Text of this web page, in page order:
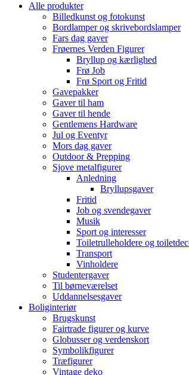
Alle produkter
Billedkunst og fotokunst
Bordlamper og skrivebordslamper
Fars dag gaver
Frøernes Verden Figurer
Bryllup og kærlighed
Frø Job
Frø Sport og Fritid
Gavepakker
Gaver til ham
Gaver til hende
Gentlemens Hardware
Jul og Eventyr
Mors dag gaver
Outdoor & Prepping
Sjove metalfigurer
Anledning
Bryllupsgaver
Fritid
Job og svendegaver
Musik
Sport og interesser
Toiletrulleholdere og
Transport
Vinholdere
Studentergaver
Til børneværelset
Uddannelsesgaver
Boliginteriør
Brugskunst
Fairtrade figurer og kurve
Globusser og verdenskort
Symbolikfigurer
Træfigurer
Vintage deko